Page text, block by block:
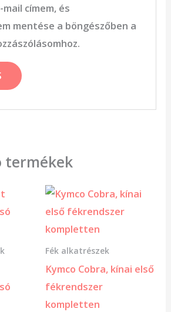
címem, és
mentése a böngészőben a
termékek
Fék alkatrészek
Kymco Cobra, kínai első
fékrendszer
kompletten